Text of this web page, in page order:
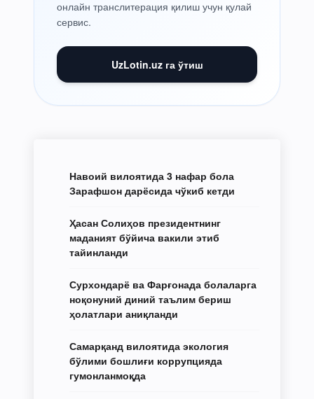
онлайн транслитерация қилиш учун қулай
сервис.
UzLotin.uz га ўтиш
Навоий вилоятида 3 нафар бола
Зарафшон дарёсида чўкиб кетди
Ҳасан Солиҳов президентнинг
маданият бўйича вакили этиб
тайинланди
Сурхондарё ва Фарғонада болаларга
ноқонуний диний таълим бериш
ҳолатлари аниқланди
Самарқанд вилоятида экология
бўлими бошлиғи коррупцияда
гумонланмоқда